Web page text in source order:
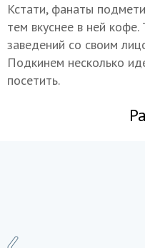
Кстати, фанаты
тем вкуснее в ней
заведений со своим
Подкинем несколько
посетить.